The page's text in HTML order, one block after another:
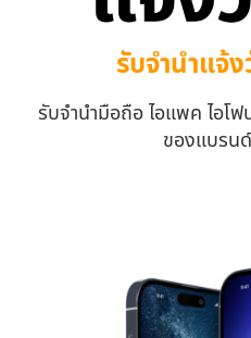
รับจํานําแจ้
รับจำนำมือถือ ไอแพค ไอโ
ของแบรน